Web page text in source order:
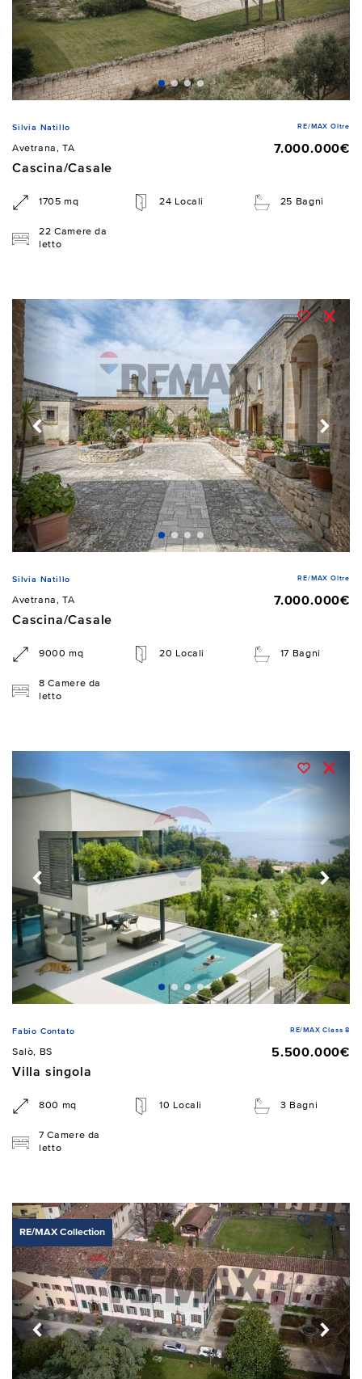
Silvia Natillo RE/MAX Oltre
Avetrana, TA
7.000.000€
Cascina/Casale
1705 mq 24 Locali 25 Bagni
22 Camere da
letto
Silvia Natillo RE/MAX Oltre
Avetrana, TA
7.000.000€
Cascina/Casale
9000 mq 20 Locali 17 Bagni
8 Camere da
letto
Fabio Contato RE/MAX Class 8
Salò, BS
5.500.000€
Villa singola
800 mq 10 Locali 3 Bagni
7 Camere da
letto
RE/MAX Collection